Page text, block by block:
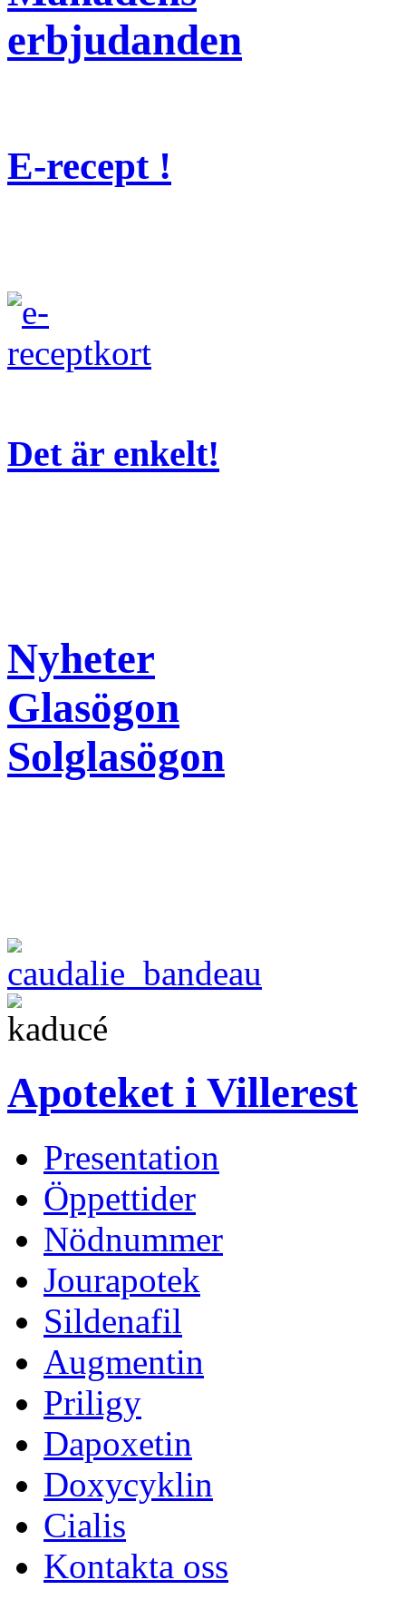
erbjudanden
E-recept !
Det är enkelt!
Nyheter
Glasögon
Solglasögon
Apoteket i Villerest
Presentation
Öppettider
Nödnummer
Jourapotek
Sildenafil
Augmentin
Priligy
Dapoxetin
Doxycyklin
Cialis
Kontakta oss